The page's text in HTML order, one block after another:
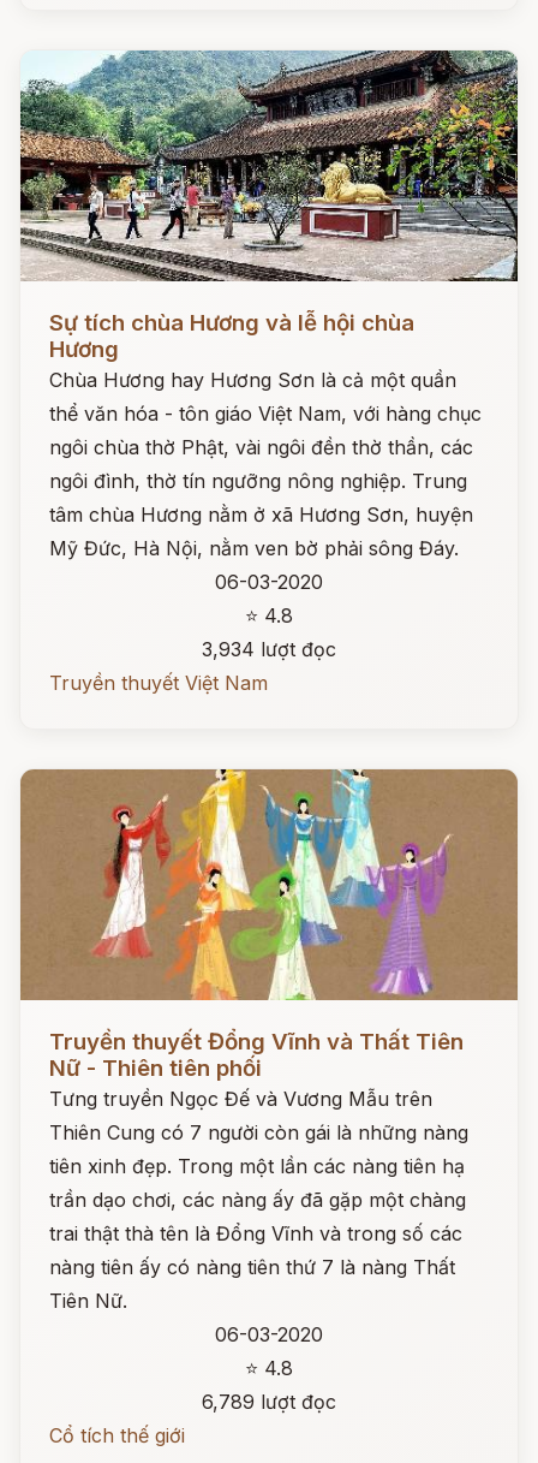
Sự tích chùa Hương và lễ hội chùa
Hương
Chùa Hương hay Hương Sơn là cả một quần
thể văn hóa - tôn giáo Việt Nam, với hàng chục
ngôi chùa thờ Phật, vài ngôi đền thờ thần, các
ngôi đình, thờ tín ngưỡng nông nghiệp. Trung
tâm chùa Hương nằm ở xã Hương Sơn, huyện
Mỹ Đức, Hà Nội, nằm ven bờ phải sông Đáy.
06-03-2020
⭐ 4.8
3,934 lượt đọc
Truyền thuyết Việt Nam
Đọc ngay
Truyền thuyết Đổng Vĩnh và Thất Tiên
Nữ - Thiên tiên phối
Tưng truyền Ngọc Đế và Vương Mẫu trên
Thiên Cung có 7 người còn gái là những nàng
tiên xinh đẹp. Trong một lần các nàng tiên hạ
trần dạo chơi, các nàng ấy đã gặp một chàng
trai thật thà tên là Đổng Vĩnh và trong số các
nàng tiên ấy có nàng tiên thứ 7 là nàng Thất
Tiên Nữ.
06-03-2020
⭐ 4.8
6,789 lượt đọc
Cổ tích thế giới